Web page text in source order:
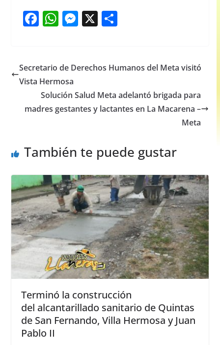
F
e
b
o
o
W
s
A
p
p
M
e
g
er
X S
e
Secretario de Derechos Humanos del Meta visitó
Vista Hermosa
Solución Salud Meta adelantó brigada para
madres gestantes y lactantes en La Macarena –
Meta
También te puede gustar
Terminó la construcción
del alcantarillado sanitario de Quintas
de San Fernando, Villa Hermosa y Juan
Pablo II